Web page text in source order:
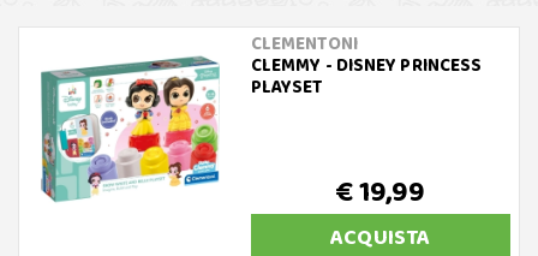
CLEMENTONI
CLEMMY - DISNEY PRINCESS
PLAYSET
€ 19,99
ACQUISTA